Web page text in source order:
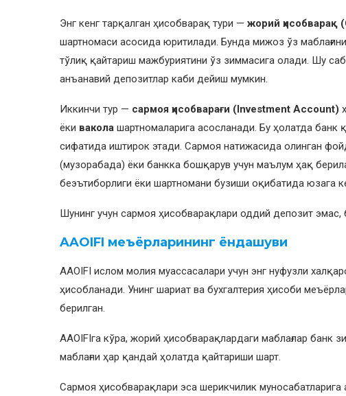
Энг кенг тарқалган ҳисобварақ тури — жорий ҳисобварақ
шартномаси асосида юритилади. Бунда мижоз ўз
тўлиқ қайтариш мажбуриятини ўз зиммасига олади. Шу
анъанавий депозитлар каби дейиш мумкин.
Иккинчи тур — сармоя ҳисобварағи (Investment Account)
ёки вакола шартномаларига асосланади. Бу ҳолатда банк
сифатида иштирок этади. Сармоя натижасида олинган
(музорабада) ёки банкка бошқарув учун маълум ҳақ
беэътиборлиги ёки шартномани бузиши оқибатида юзага
Шунинг учун сармоя ҳисобварақлари оддий депозит эмас,
AAOIFI меъёрларининг ёндашуви
AAOIFI ислом молия муассасалари учун энг нуфузли
ҳисобланади. Унинг шариат ва бухгалтерия ҳисоби
берилган.
AAOIFIга кўра, жорий ҳисобварақлардаги маблағлар
маблағни ҳар қандай ҳолатда қайтариши шарт.
Сармоя ҳисобварақлари эса шерикчилик